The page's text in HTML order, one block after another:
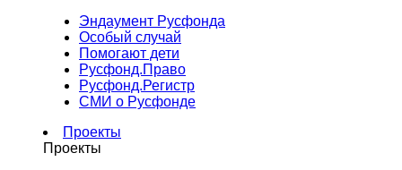
Эндаумент Русфонда
Особый случай
Помогают дети
Русфонд.Право
Русфонд.Регистр
СМИ о Русфонде
Проекты
Проекты